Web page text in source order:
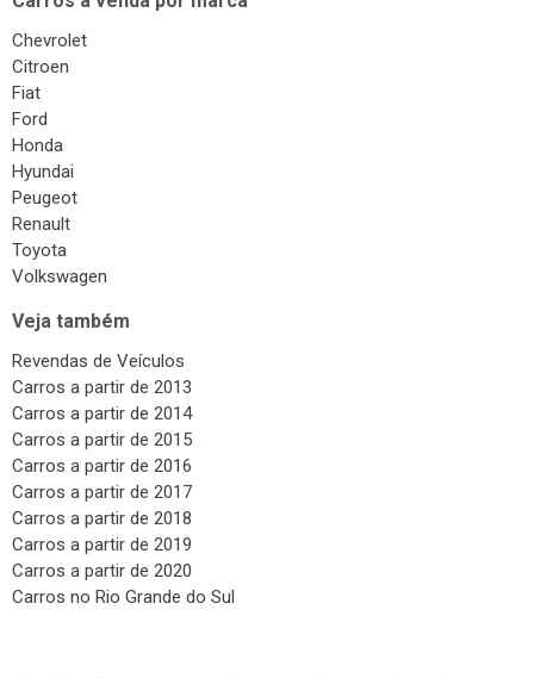
Chevrolet
Citroen
Fiat
Ford
Honda
Hyundai
Peugeot
Renault
Toyota
Volkswagen
Veja também
Revendas de Veículos
Carros a partir de 2013
Carros a partir de 2014
Carros a partir de 2015
Carros a partir de 2016
Carros a partir de 2017
Carros a partir de 2018
Carros a partir de 2019
Carros a partir de 2020
Carros no Rio Grande do Sul